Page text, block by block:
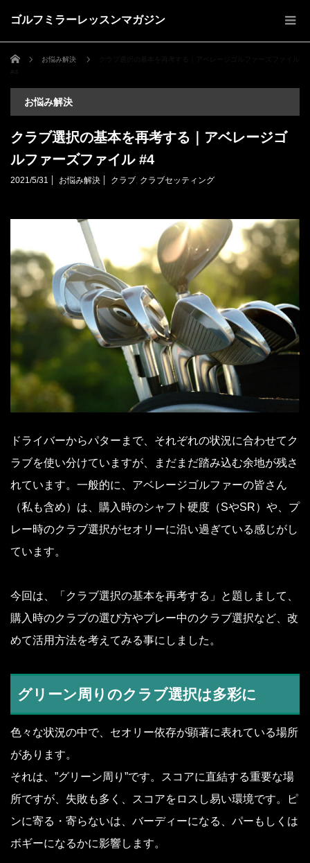
ゴルフミラーレッスンマガジン
ホーム お悩み解決
#4
お悩み解決
クラブ選択の基本を再考する｜アベレージゴ
ルファーズファイル #4
2021/5/31 お悩み解決 クラブ, クラブセッティング
ドライバーからパターまで、それぞれの状況に合わせてク
ラブを使い分けていますが、まだまだ踏み込む余地が残さ
れています。一般的に、アベレージゴルファーの皆さん
（私も含め）は、購入時のシャフト硬度（SやSR）や、プ
レー時のクラブ選択がセオリーに沿い過ぎている感じがし
ています。
今回は、「クラブ選択の基本を再考する」と題しまして、
購入時のクラブの選び方やプレー中のクラブ選択など、改
めて活用方法を考えてみる事にしました。
グリーン周りのクラブ選択は多彩に
色々な状況の中で、セオリー依存が顕著に表れている場所
があります。
それは、”グリーン周り”です。スコアに直結する重要な場
所ですが、失敗も多く、スコアをロスし易い環境です。ピ
ンに寄る・寄らないは、バーディーになる、パーもしくは
ボギーになるかに影響します。